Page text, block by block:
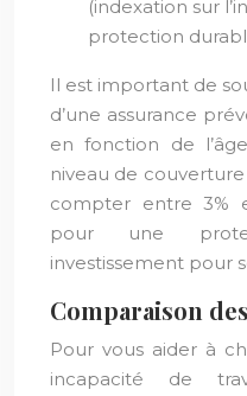
(indexation sur
protection
Il est important de
d’une assurance
en fonction de
niveau de
compter entre 3%
pour une
investissement pour
Comparaison
Pour vous aider à
incapacité de